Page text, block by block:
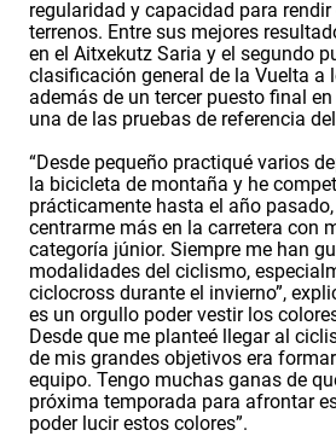
regularidad y capacidad para
terrenos. Entre sus mejores
en el Aitxekutz Saria y el segundo
clasificación general de la Vuelta a
además de un tercer puesto final
una de las pruebas de referencia
“Desde pequeño practiqué varios
la bicicleta de montaña y he
prácticamente hasta el año
centrarme más en la carretera con
categoría júnior. Siempre me han
modalidades del ciclismo,
ciclocross durante el invierno”,
es un orgullo poder vestir los
Desde que me planteé llegar al
de mis grandes objetivos era
equipo. Tengo muchas ganas de
próxima temporada para afrontar
poder lucir estos colores”.